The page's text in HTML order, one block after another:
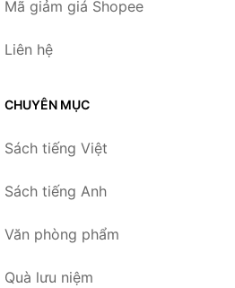
Mã giảm giá Shopee
Liên hệ
CHUYÊN MỤC
Sách tiếng Việt
Sách tiếng Anh
Văn phòng phẩm
Quà lưu niệm